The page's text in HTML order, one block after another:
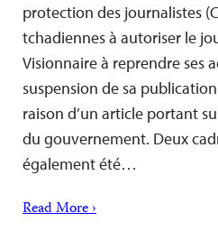
protection des journalistes
tchadiennes à autoriser le
Visionnaire à reprendre ses
suspension de sa
raison d’un article portant
du gouvernement. Deux
également été…
Read More ›